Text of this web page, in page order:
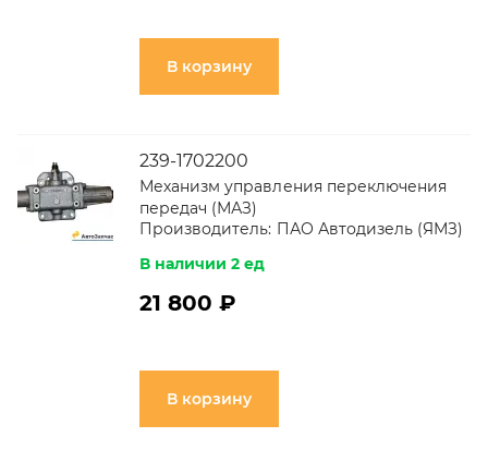
В корзину
239-1702200
Механизм управления переключения
передач (МАЗ)
Производитель: ПАО Автодизель (ЯМЗ)
В наличии 2 ед
21 800 ₽
В корзину